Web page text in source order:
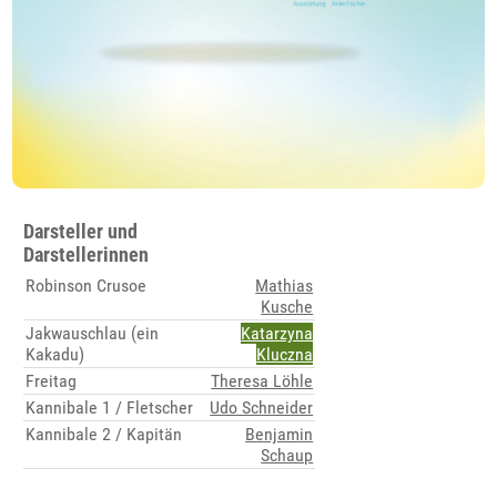
Darsteller und
Darstellerinnen
Robinson Crusoe
Mathias
Kusche
Jakwauschlau (ein
Kakadu)
Katarzyna
Kluczna
Freitag
Theresa Löhle
Kannibale 1 / Fletscher
Udo Schneider
Kannibale 2 / Kapitän
Benjamin
Schaup